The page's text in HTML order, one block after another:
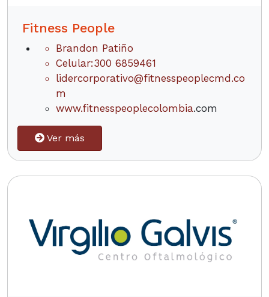
Fitness People
Brandon Patiño
Celular:300 6859461
lidercorporativo@fitnesspeoplecmd.co
m
www.fitnesspeoplecolombia.com
Ver más